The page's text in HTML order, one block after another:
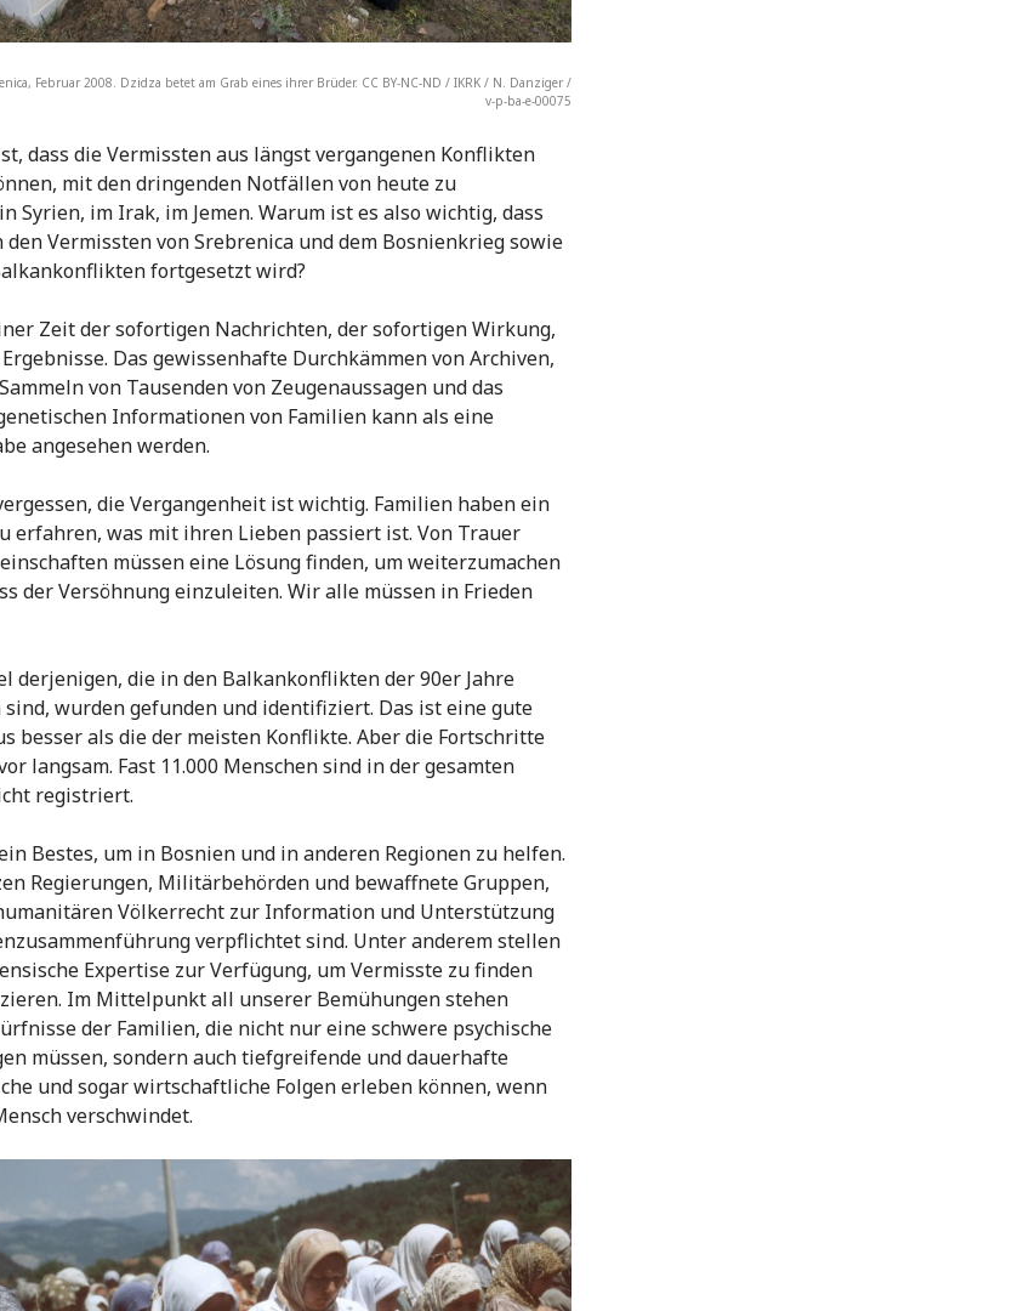
Februar 2008. Dzidza betet am Grab eines ihrer Brüder. CC BY-NC-ND / IKRK / N. Danziger /
v-p-ba-e-00075
dass die Vermissten aus längst vergangenen Konflikten
mit den dringenden Notfällen von heute zu
Syrien, im Irak, im Jemen. Warum ist es also wichtig, dass
den Vermissten von Srebrenica und dem Bosnienkrieg sowie
fortgesetzt wird?
Zeit der sofortigen Nachrichten, der sofortigen Wirkung,
Das gewissenhafte Durchkämmen von Archiven,
von Tausenden von Zeugenaussagen und das
Informationen von Familien kann als eine
angesehen werden.
die Vergangenheit ist wichtig. Familien haben ein
erfahren, was mit ihren Lieben passiert ist. Von Trauer
müssen eine Lösung finden, um weiterzumachen
der Versöhnung einzuleiten. Wir alle müssen in Frieden
derjenigen, die in den Balkankonflikten der 90er Jahre
sind, wurden gefunden und identifiziert. Das ist eine gute
besser als die der meisten Konflikte. Aber die Fortschritte
langsam. Fast 11.000 Menschen sind in der gesamten
registriert.
Bestes, um in Bosnien und in anderen Regionen zu helfen.
Regierungen, Militärbehörden und bewaffnete Gruppen,
Völkerrecht zur Information und Unterstützung
verpflichtet sind. Unter anderem stellen
Expertise zur Verfügung, um Vermisste zu finden
Im Mittelpunkt all unserer Bemühungen stehen
der Familien, die nicht nur eine schwere psychische
müssen, sondern auch tiefgreifende und dauerhafte
und sogar wirtschaftliche Folgen erleben können, wenn
verschwindet.